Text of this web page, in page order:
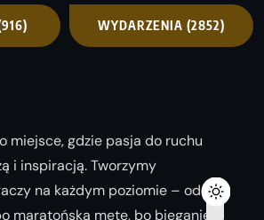
WYDARZENIA (2852)
miejsce, gdzie pasja do ruchu
i inspiracją. Tworzymy
na każdym poziomie – od
maratońską metę, bo bieganie